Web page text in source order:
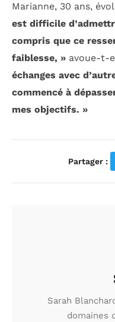
Marianne, 30 ans,
est difficile
compris que ce
faiblesse, » avoue-t-
échanges avec
commencé à
mes objectifs. »
Partager :
Sarah
domaines